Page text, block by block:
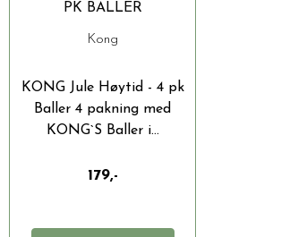
PK BALLER
Kong
KONG Jule Høytid - 4 pk
Baller 4 pakning med
KONG`S Baller i...
179,-